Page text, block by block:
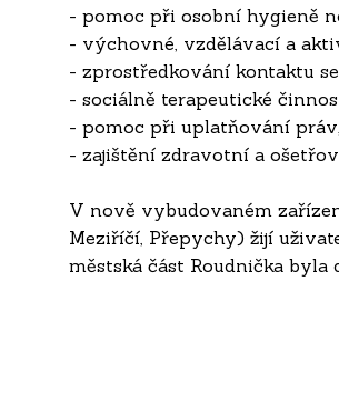
- pomoc při osobní hygieně
- výchovné, vzdělávací a
- zprostředkování kontaktu
- sociálně terapeutické
- pomoc při uplatňování
- zajištění zdravotní a
V nově vybudovaném
Meziříčí, Přepychy) žijí
městská část Roudnička byla